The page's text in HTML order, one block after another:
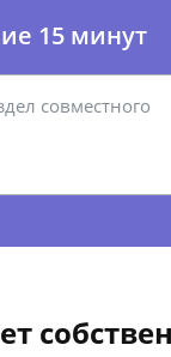
15 минут